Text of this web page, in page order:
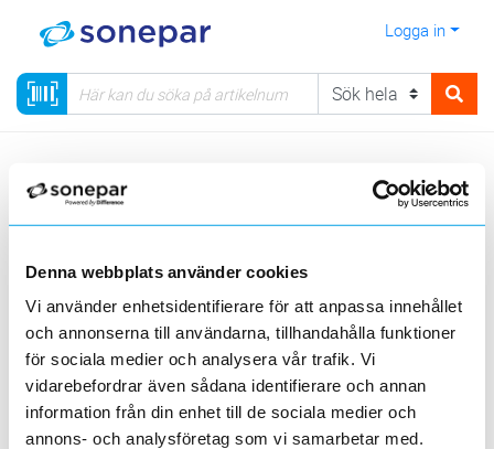
Denna webbplats använder cookies
Vi använder enhetsidentifierare för att anpassa innehållet
och annonserna till användarna, tillhandahålla funktioner
för sociala medier och analysera vår trafik. Vi
vidarebefordrar även sådana identifierare och annan
information från din enhet till de sociala medier och
annons- och analysföretag som vi samarbetar med.
Logga in
Visa produkter från alla underliggande kategorier